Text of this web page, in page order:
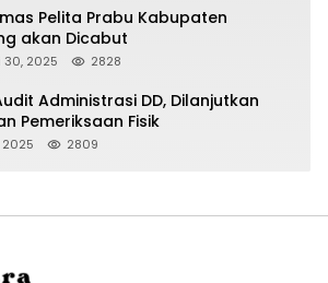
Pelita Prabu Kabupaten
akan Dicabut
30, 2025 2828
Administrasi DD, Dilanjutkan
Pemeriksaan Fisik
2025 2809